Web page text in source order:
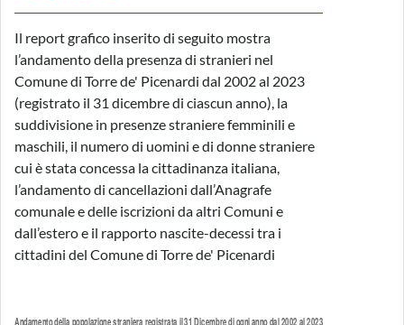
Il report grafico inserito di seguito mostra
l’andamento della presenza di stranieri nel
Comune di Torre de' Picenardi dal 2002 al 2023
(registrato il 31 dicembre di ciascun anno), la
suddivisione in presenze straniere femminili e
maschili, il numero di uomini e di donne straniere
cui è stata concessa la cittadinanza italiana,
l’andamento di cancellazioni dall’Anagrafe
comunale e delle iscrizioni da altri Comuni e
dall’estero e il rapporto nascite-decessi tra i
cittadini del Comune di Torre de' Picenardi